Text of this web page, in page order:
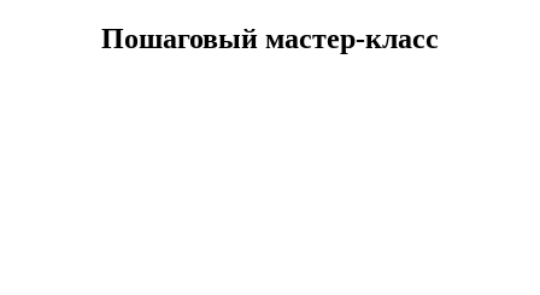
Пошаговый мастер-класс